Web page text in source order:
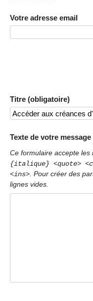
Votre adresse email
Titre (obligatoire)
Texte de votre
Ce formulaire accepte les
{italique} <quote>
<ins>. Pour créer des
lignes vides.